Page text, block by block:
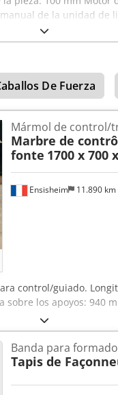
de la unidad de
de avance
De Fuerza
Ensisheim 11.890 km
Mármol de control/
Marbre de
fonte 1700 x 700
control/guiado.
los apoyos: 940
Banda para
Tapis de